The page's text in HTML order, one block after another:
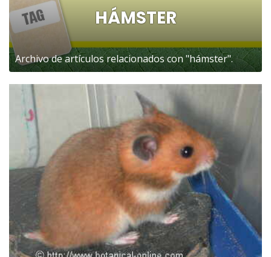
HÁMSTER
Archivo de artículos relacionados con "hámster".